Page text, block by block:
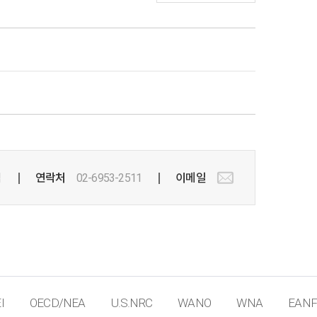
연락처 02-6953-2511 이메일
OECD/NEA U.S.NRC WANO WNA EANF